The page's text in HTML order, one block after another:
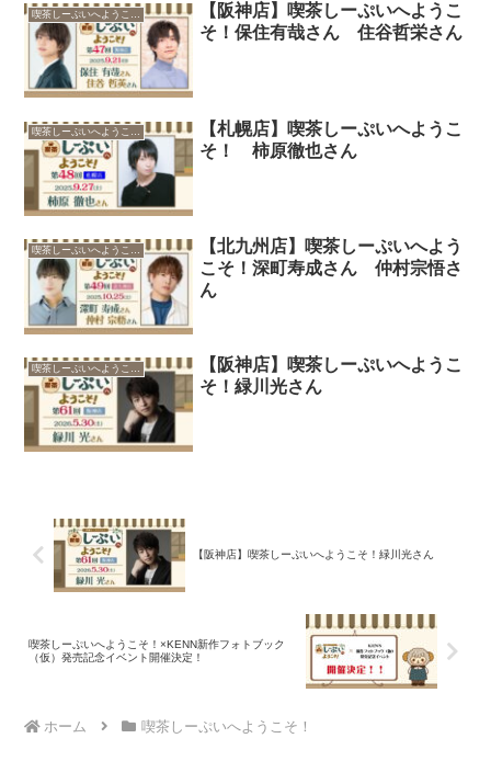
【阪神店】喫茶しーぷいへようこ
そ！保住有哉さん 住谷哲栄さん
喫茶しーぷいへようこそ！
【札幌店】喫茶しーぷいへようこ
そ！ 柿原徹也さん
喫茶しーぷいへようこそ！
【北九州店】喫茶しーぷいへよう
こそ！深町寿成さん 仲村宗悟さ
ん
【阪神店】喫茶しーぷいへようこ
そ！緑川光さん
【阪神店】喫茶しーぷいへようこそ！緑川光さん
喫茶しーぷいへようこそ！×KENN新作フォトブック
（仮）発売記念イベント開催決定！
ホーム 喫茶しーぷいへようこそ！